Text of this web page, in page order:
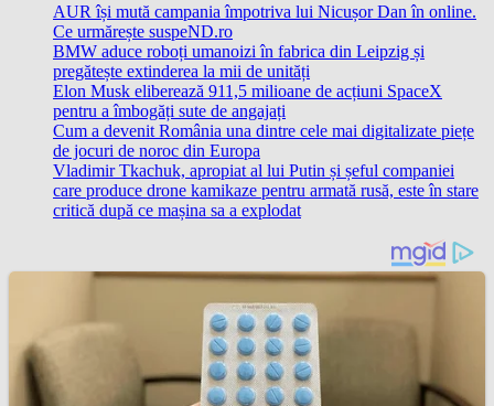
AUR își mută campania împotriva lui Nicușor Dan în online.
Ce urmărește suspeND.ro
BMW aduce roboți umanoizi în fabrica din Leipzig și
pregătește extinderea la mii de unități
Elon Musk eliberează 911,5 milioane de acțiuni SpaceX
pentru a îmbogăți sute de angajați
Cum a devenit România una dintre cele mai digitalizate piețe
de jocuri de noroc din Europa
Vladimir Tkachuk, apropiat al lui Putin și șeful companiei
care produce drone kamikaze pentru armată rusă, este în stare
critică după ce mașina sa a explodat